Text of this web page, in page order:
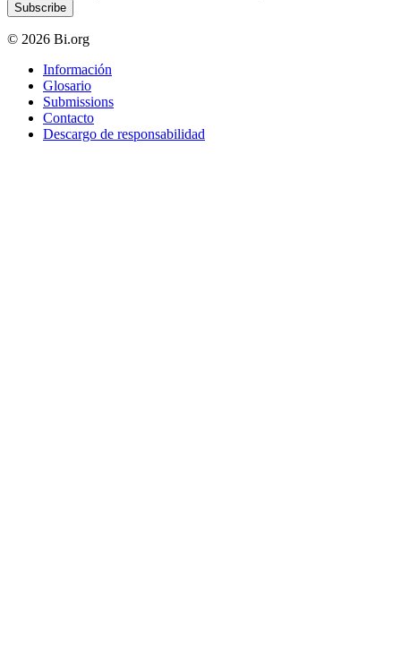
Subscribe
© 2026 Bi.org
Información
Glosario
Submissions
Contacto
Descargo de responsabilidad